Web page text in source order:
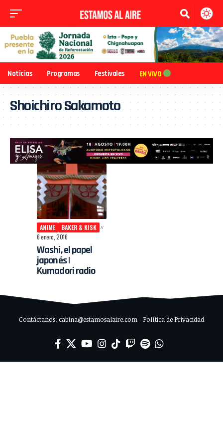
Noticias Programas Festivales EN VIVO
Shoichiro Sakamoto
ANIME
BAKER & KISK
6 enero, 2016
Washi, el papel
japonés |
Kumadori radio
Contáctanos: cabina@estamosalaire.com - Política de Privacidad